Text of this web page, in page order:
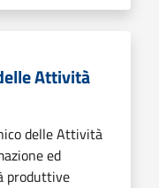
Attività
delle Attività
ed
produttive